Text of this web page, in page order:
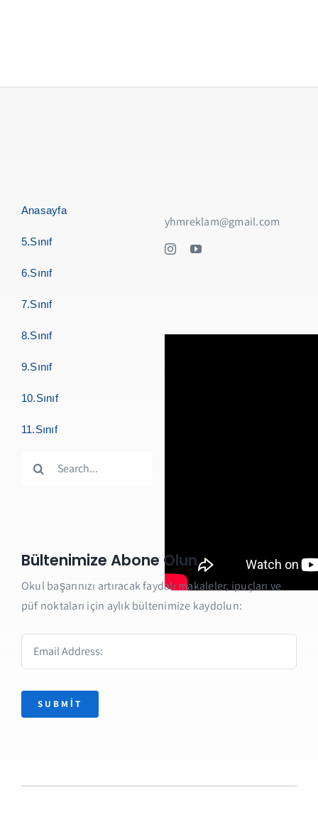
Anasayfa
5.Sınıf
6.Sınıf
7.Sınıf
8.Sınıf
9.Sınıf
10.Sınıf
11.Sınıf
yhmreklam@gmail.com
Bültenimize Abone Olun
Okul başarınızı artıracak faydalı makaleler, ipuçları ve
püf noktaları için aylık bültenimize kaydolun:
SUBMIT